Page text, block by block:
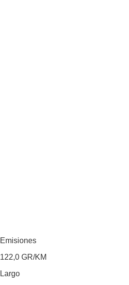
Emisiones
122,0 GR/KM
Largo